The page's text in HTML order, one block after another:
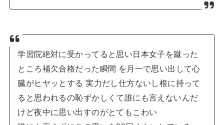
学習院絶対に受かってると思い日本女子を蹴った
ところ補欠合格だった瞬間 を月一で思い出して心
臓がヒヤッとする 実力だし仕方ないし根に持って
ると思われるの恥ずかしくて誰にも言えないんだ
けど夜中に思い出すのがとてもこわい